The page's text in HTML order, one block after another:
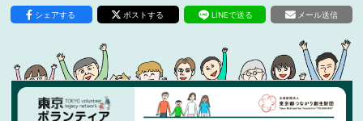
シェアする ポストする LINEで送る メール送信